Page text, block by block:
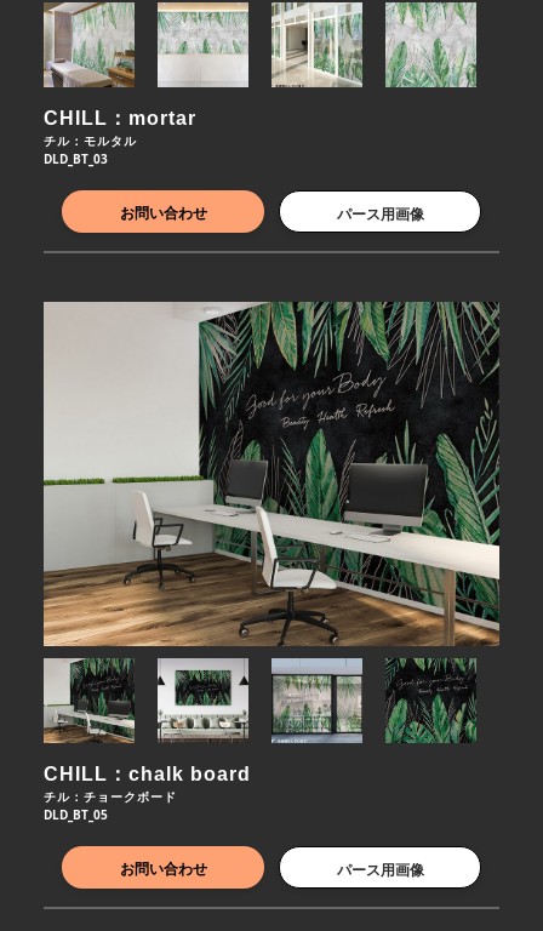
CHILL：mortar
チル：モルタル
DLD_BT_03
お問い合わせ パース用画像
CHILL：chalk board
チル：チョークボード
DLD_BT_05
お問い合わせ パース用画像